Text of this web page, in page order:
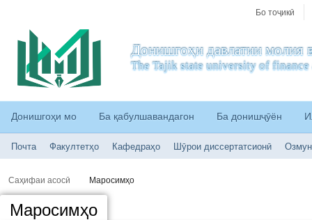
Бо тоҷикӣ
Донишгоҳи давлатии молия
The Tajik state university of finance
Донишгоҳи мо Ба қабулшавандагон Ба донишҷӯён
Почта Факултетҳо Кафедраҳо Шӯрои диссертатсионӣ
Саҳифаи асосӣ Маросимҳо
Маросимҳо